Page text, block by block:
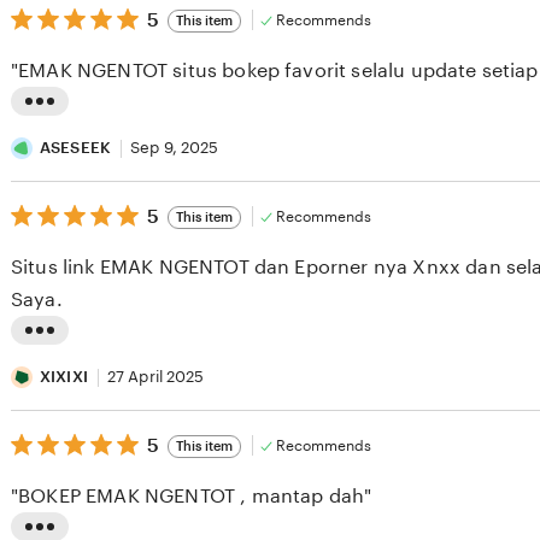
5
out
5
stars
5 This item Recommends
i
s
t
n
g
e
v
i
w
"EMAK NGENTOT situs bokep favorit selalu update
ASESEEK Sep 9, 2025
5
out
5
stars
5 This item Recommends
i
s
t
n
Situs link EMAK NGENTOT dan Eporner nya Xnxx dan
Saya.
XIXIXI 27 April 2025
5
out
5
stars
5 This item Recommends
"BOKEP EMAK NGENTOT , mantap dah"